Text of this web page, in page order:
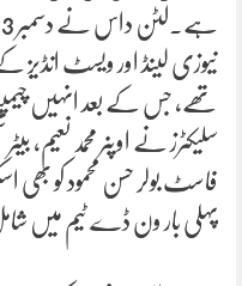
تھے، جس کے بعد انہیں
سلیکٹرز نے اوپنر محمد نعیم،
فاسٹ بولر حسن محمود کو بھی
پہلی بار ون ڈے ٹیم میں